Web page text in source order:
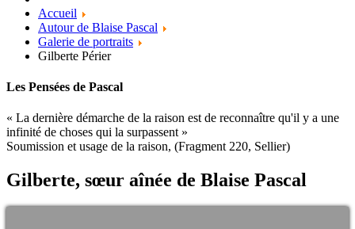
Accueil
Autour de Blaise Pascal
Galerie de portraits
Gilberte Périer
Les Pensées de Pascal
« La dernière démarche de la raison est de reconnaître qu'il y a une
infinité de choses qui la surpassent »
Soumission et usage de la raison, (Fragment 220, Sellier)
Gilberte, sœur aînée de Blaise Pascal